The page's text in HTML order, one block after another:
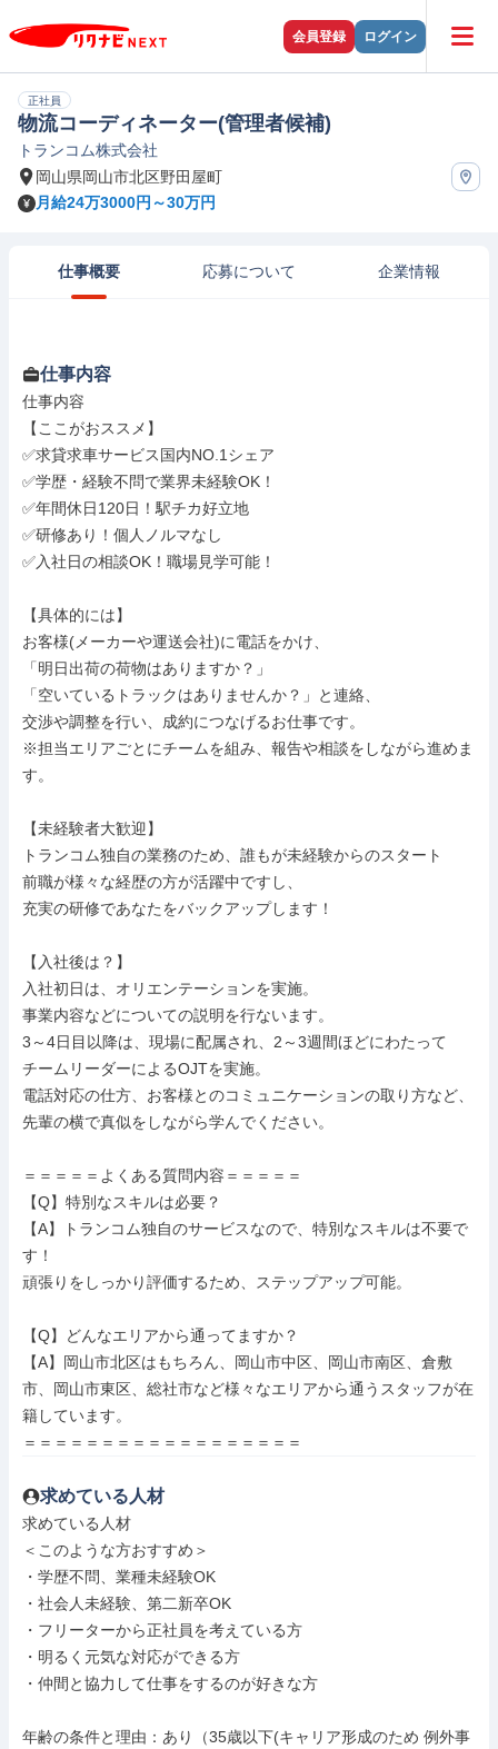
会員登録 ログイン
正社員
物流コーディネーター(管理者候補)
トランコム株式会社
岡山県岡山市北区野田屋町
月給24万3000円～30万円
仕事概要 応募について 企業情報
仕事内容
仕事内容
【ここがおススメ】
✅求貸求車サービス国内NO.1シェア
✅学歴・経験不問で業界未経験OK！
✅年間休日120日！駅チカ好立地
✅研修あり！個人ノルマなし
✅入社日の相談OK！職場見学可能！
【具体的には】
お客様(メーカーや運送会社)に電話をかけ、
「明日出荷の荷物はありますか？」
「空いているトラックはありませんか？」と連絡、
交渉や調整を行い、成約につなげるお仕事です。
※担当エリアごとにチームを組み、報告や相談をしながら進めま
す。
【未経験者大歓迎】
トランコム独自の業務のため、誰もが未経験からのスタート
前職が様々な経歴の方が活躍中ですし、
充実の研修であなたをバックアップします！
【入社後は？】
入社初日は、オリエンテーションを実施。
事業内容などについての説明を行ないます。
3～4日目以降は、現場に配属され、2～3週間ほどにわたって
チームリーダーによるOJTを実施。
電話対応の仕方、お客様とのコミュニケーションの取り方など、
先輩の横で真似をしながら学んでください。
＝＝＝＝＝よくある質問内容＝＝＝＝＝
【Q】特別なスキルは必要？
【A】トランコム独自のサービスなので、特別なスキルは不要で
す！
頑張りをしっかり評価するため、ステップアップ可能。
【Q】どんなエリアから通ってますか？
【A】岡山市北区はもちろん、岡山市中区、岡山市南区、倉敷
市、岡山市東区、総社市など様々なエリアから通うスタッフが在
籍しています。
＝＝＝＝＝＝＝＝＝＝＝＝＝＝＝＝＝＝
求めている人材
求めている人材
＜このような方おすすめ＞
・学歴不問、業種未経験OK
・社会人未経験、第二新卒OK
・フリーターから正社員を考えている方
・明るく元気な対応ができる方
・仲間と協力して仕事をするのが好きな方
年齢の条件と理由：あり（35歳以下(キャリア形成のため 例外事